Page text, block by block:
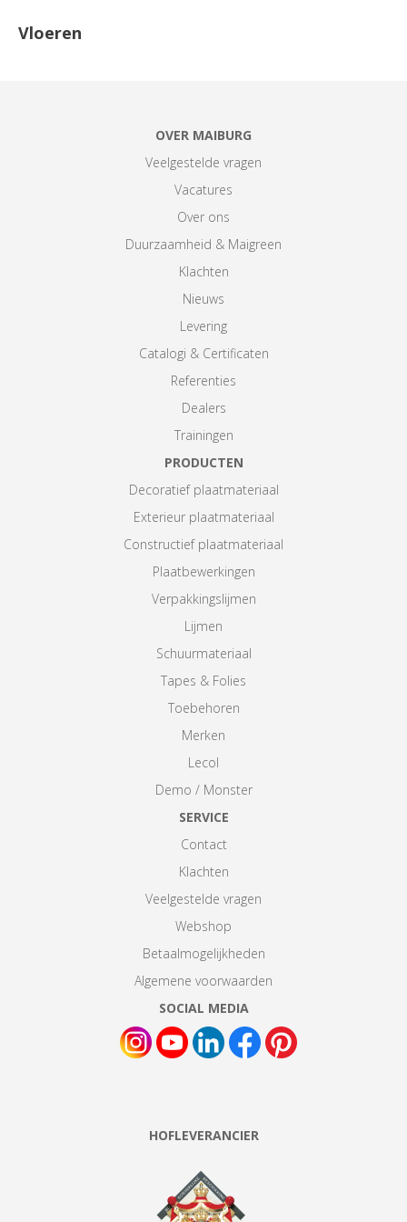
Vloeren
OVER MAIBURG
Veelgestelde vragen
Vacatures
Over ons
Duurzaamheid & Maigreen
Klachten
Nieuws
Levering
Catalogi & Certificaten
Referenties
Dealers
Trainingen
PRODUCTEN
Decoratief plaatmateriaal
Exterieur plaatmateriaal
Constructief plaatmateriaal
Plaatbewerkingen
Verpakkingslijmen
Lijmen
Schuurmateriaal
Tapes & Folies
Toebehoren
Merken
Lecol
Demo / Monster
SERVICE
Contact
Klachten
Veelgestelde vragen
Webshop
Betaalmogelijkheden
Algemene voorwaarden
SOCIAL MEDIA
HOFLEVERANCIER